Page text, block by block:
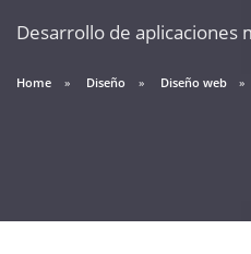
Desarrollo de aplicaciones
Home Diseño Diseño web